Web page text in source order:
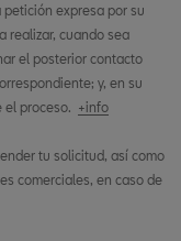
expresa por su
realizar, cuando sea
el posterior contacto
y, en su
el proceso. +info
tu solicitud, así como
comerciales, en caso de